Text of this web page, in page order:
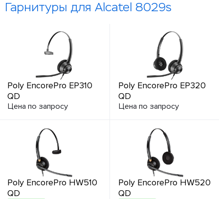
Гарнитуры для Alcatel 8029s
Poly EncorePro EP310
QD
Цена по запросу
Poly EncorePro EP320
QD
Цена по запросу
Poly EncorePro HW510
QD
Poly EncorePro HW520
QD